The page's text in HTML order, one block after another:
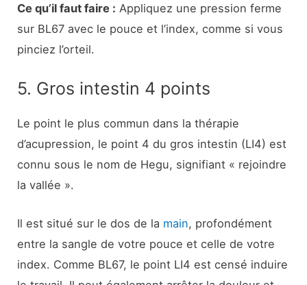
Ce qu’il faut faire : Appliquez une pression ferme
sur BL67 avec le pouce et l’index, comme si vous
pinciez l’orteil.
5. Gros intestin 4 points
Le point le plus commun dans la thérapie
d’acupression, le point 4 du gros intestin (LI4) est
connu sous le nom de Hegu, signifiant « rejoindre
la vallée ».
Il est situé sur le dos de la main, profondément
entre la sangle de votre pouce et celle de votre
index. Comme BL67, le point LI4 est censé induire